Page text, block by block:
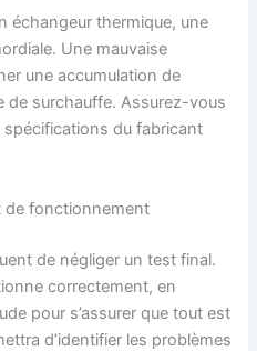
échangeur thermique, une
Une mauvaise
une accumulation de
de surchauffe. Assurez-vous
spécifications du fabricant
de fonctionnement
de négliger un test final.
correctement, en
pour s’assurer que tout est
d’identifier les problèmes